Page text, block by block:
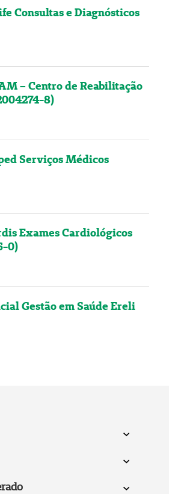
Consultas e Diagnósticos
– Centro de Reabilitação
8)
Serviços Médicos
Exames Cardiológicos
0)
Gestão em Saúde Ereli